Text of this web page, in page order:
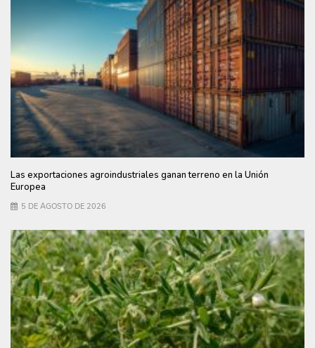
Las exportaciones agroindustriales ganan terreno en la Unión
Europea
5 DE AGOSTO DE 2026